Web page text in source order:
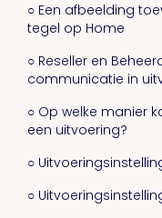
○ Een afbeelding
tegel op Home
○ Reseller en
communicatie in
○ Op welke manier
een uitvoering?
○
○